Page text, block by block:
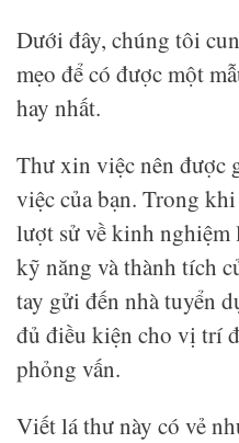
Dưới đây, chúng tôi
mẹo để có được một
hay nhất.
Thư xin việc nên được
việc của bạn. Trong
lượt sử về kinh nghiệm
kỹ năng và thành tích
tay gửi đến nhà tuyển
đủ điều kiện cho vị trí
phỏng vấn.
Viết lá thư này có vẻ